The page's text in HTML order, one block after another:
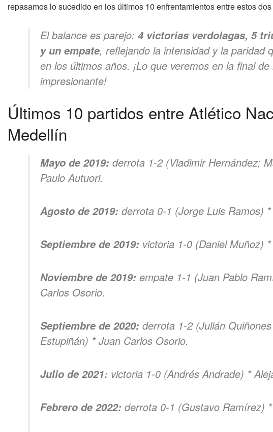
repasamos lo sucedido en los últimos 10 enfrentamientos entre estos
El balance es parejo: 4 victorias verdolagas, 5
y un empate, reflejando la intensidad y la paridad
en los últimos años. ¡Lo que veremos en la final
impresionante!
Últimos 10 partidos entre Atlético
Medellín
Mayo de 2019: derrota 1-2 (Vladimir Hernández;
Paulo Autuori.
Agosto de 2019: derrota 0-1 (Jorge Luis Ramos)
Septiembre de 2019: victoria 1-0 (Daniel Muñoz)
Noviembre de 2019: empate 1-1 (Juan Pablo
Carlos Osorio.
Septiembre de 2020: derrota 1-2 (Julián
Estupiñán) * Juan Carlos Osorio.
Julio de 2021: victoria 1-0 (Andrés Andrade) *
Febrero de 2022: derrota 0-1 (Gustavo Ramírez)